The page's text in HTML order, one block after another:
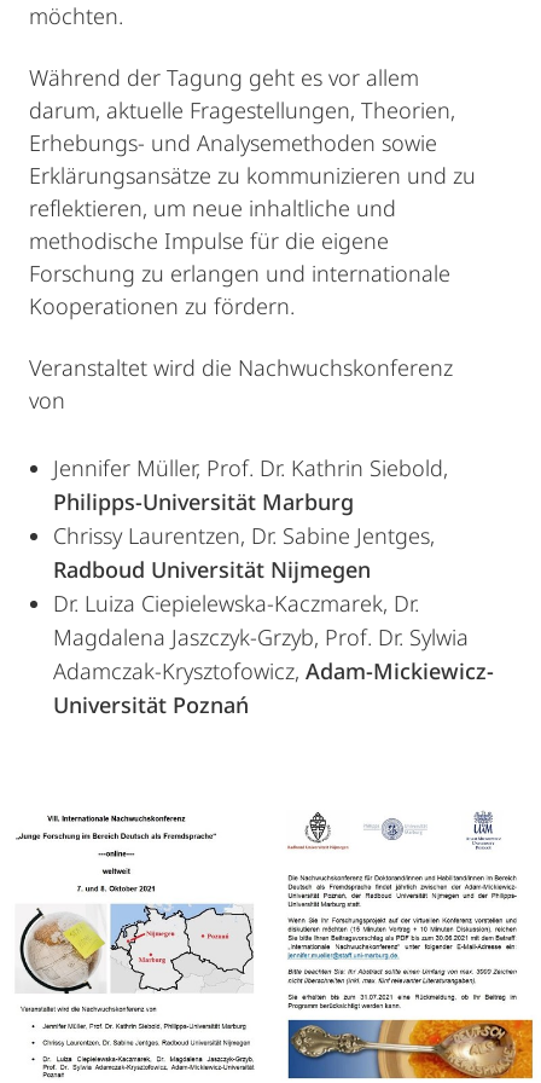
möchten.
Während der Tagung geht es vor allem
darum, aktuelle Fragestellungen, Theorien,
Erhebungs- und Analysemethoden sowie
Erklärungsansätze zu kommunizieren und zu
reflektieren, um neue inhaltliche und
methodische Impulse für die eigene
Forschung zu erlangen und internationale
Kooperationen zu fördern.
Veranstaltet wird die Nachwuchskonferenz
von
Jennifer Müller, Prof. Dr. Kathrin Siebold,
Philipps-Universität Marburg
Chrissy Laurentzen, Dr. Sabine Jentges,
Radboud Universität Nijmegen
Dr. Luiza Ciepielewska-Kaczmarek, Dr.
Magdalena Jaszczyk-Grzyb, Prof. Dr. Sylwia
Adamczak-Krysztofowicz, Adam-Mickiewicz-
Universität Poznań